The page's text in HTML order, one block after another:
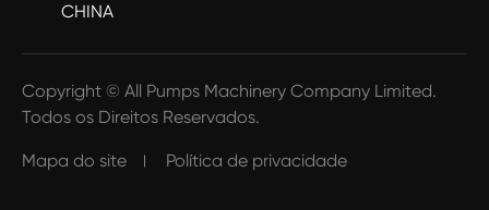
CHINA
Copyright © All Pumps Machinery Company Limited.
Todos os Direitos Reservados.
Mapa do site Política de privacidade